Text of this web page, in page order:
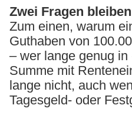
Zwei Fragen
Zum einen, warum
Guthaben von
– wer lange genug
Summe mit
lange nicht, auch
Tagesgeld- oder